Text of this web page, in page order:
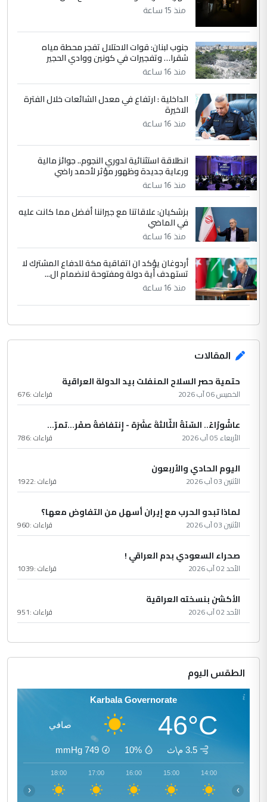
التعليق : واحد من عصابة علي ماما يسقط
جنسية الرافد الثالث للعراق ومن اصول عريقة
ابا فرات ...
الموضوع :الجواهري يرد على صدام حسين سل
مضجعيك يابن الزنا (نص كامل)
منذ 15 ساعة
جنوب لبنان: قوات الاحتلال تفجر محطة مياه
شقرا… وتفجيرات في كونين ووادي الحجير
منذ 16 ساعة
الداخلية : ارتفاع في معدل الشائعات خلال الفترة
الاخيرة
منذ 16 ساعة
انطلاقة استثنائية لدوري النجوم.. جوائز مالية
ورعاية جديدة وظهور مؤثر لأحمد راضي
منذ 16 ساعة
بزشكيان: علاقاتنا مع جيراننا أفضل مما كانت عليه
في الماضي
منذ 16 ساعة
أردوغان يؤكد ان اتفاقية مكة للدفاع المشترك لا
تستهدف أية دولة ومفتوحة لانضمام ال...
منذ 16 ساعة
المقالات
حتمية حصر السلاح المنفلت بيد الدولة العراقية
الخميس 06 آب 2026 قراءات :676
عاشُورْاءُ.. السّنَةُ الثّالثةَ عشَرَة - إِنتفاضةُ صفَر…تمرّ...
الأربعاء 05 آب 2026 قراءات :786
اليوم الحادي والأربعون
الأثنين 03 آب 2026 قراءات :1922
لماذا تبدو الحرب مع إيران أسهل من التفاوض معها؟
الأثنين 03 آب 2026 قراءات :960
صحراء السعودي بدم العراقي !
الأحد 02 آب 2026 قراءات :1039
الأكشن بنسخته العراقية
الأحد 02 آب 2026 قراءات :951
الطقس اليوم
Karbala Governorate
46°C صافي
3.5 م\ث 10%
749
mmHg
14:00
15:00
16:00
17:00
18:00
‹ ›